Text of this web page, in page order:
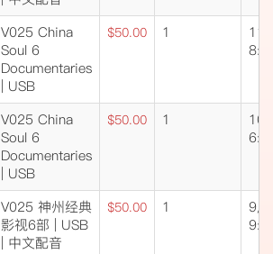
V025 China
Soul 6
Documentaries
| USB
$50.00 1
V025 China
Soul 6
Documentaries
| USB
$50.00 1
V025 神州经典
影视6部 | USB
| 中文配音
$50.00 1
9/